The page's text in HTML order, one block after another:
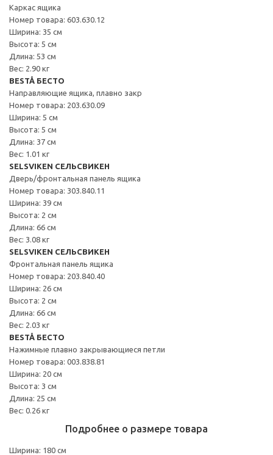
Каркас ящика
Номер товара: 603.630.12
Ширина: 35 см
Высота: 5 см
Длина: 53 см
Вес: 2.90 кг
BESTÅ БЕСТО
Направляющие ящика, плавно закр
Номер товара: 203.630.09
Ширина: 5 см
Высота: 5 см
Длина: 37 см
Вес: 1.01 кг
SELSVIKEN СЕЛЬСВИКЕН
Дверь/фронтальная панель ящика
Номер товара: 303.840.11
Ширина: 39 см
Высота: 2 см
Длина: 66 см
Вес: 3.08 кг
SELSVIKEN СЕЛЬСВИКЕН
Фронтальная панель ящика
Номер товара: 203.840.40
Ширина: 26 см
Высота: 2 см
Длина: 66 см
Вес: 2.03 кг
BESTÅ БЕСТО
Нажимные плавно закрывающиеся петли
Номер товара: 003.838.81
Ширина: 20 см
Высота: 3 см
Длина: 25 см
Вес: 0.26 кг
Подробнее о размере товара
Ширина: 180 см